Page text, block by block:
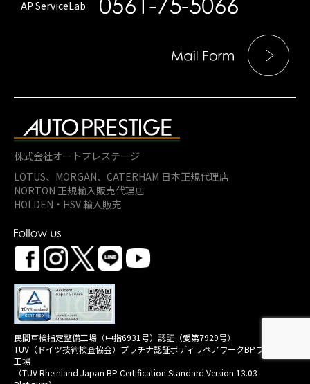
AP ServiceLab
株式会社オートプレステージ
LOTUS、MORGAN、 CATERHAM 日本正規代理店
NORTON 正規輸入販売代理店
HOLDEN・HSV 輸入販売
民間車検指定整備工場（中指6931号）認証（愛第7929号）
TUV（ドイツ技術検査協会）プラチナ認証ボディリペアワークBPワークス
工場
（TUV Rheinland Japan BP Certification Standard Version 13.03